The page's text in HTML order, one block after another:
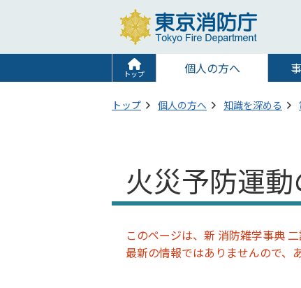
トップ 個人の方へ
トップ 個人の方へ 知識を深める
火災予防運
このページは、新 消防雑学事典
最新の情報ではありませんので、